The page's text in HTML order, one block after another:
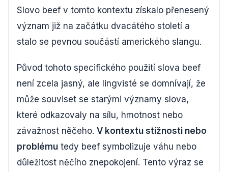
Slovo beef v tomto kontextu získalo přenesený
význam již na začátku dvacátého století a
stalo se pevnou součástí amerického slangu.
Původ tohoto specifického použití slova beef
není zcela jasný, ale lingvisté se domnívají, že
může souviset se starými významy slova,
které odkazovaly na sílu, hmotnost nebo
závažnost něčeho. V kontextu stížnosti nebo
problému tedy beef symbolizuje váhu nebo
důležitost něčího znepokojení. Tento výraz se